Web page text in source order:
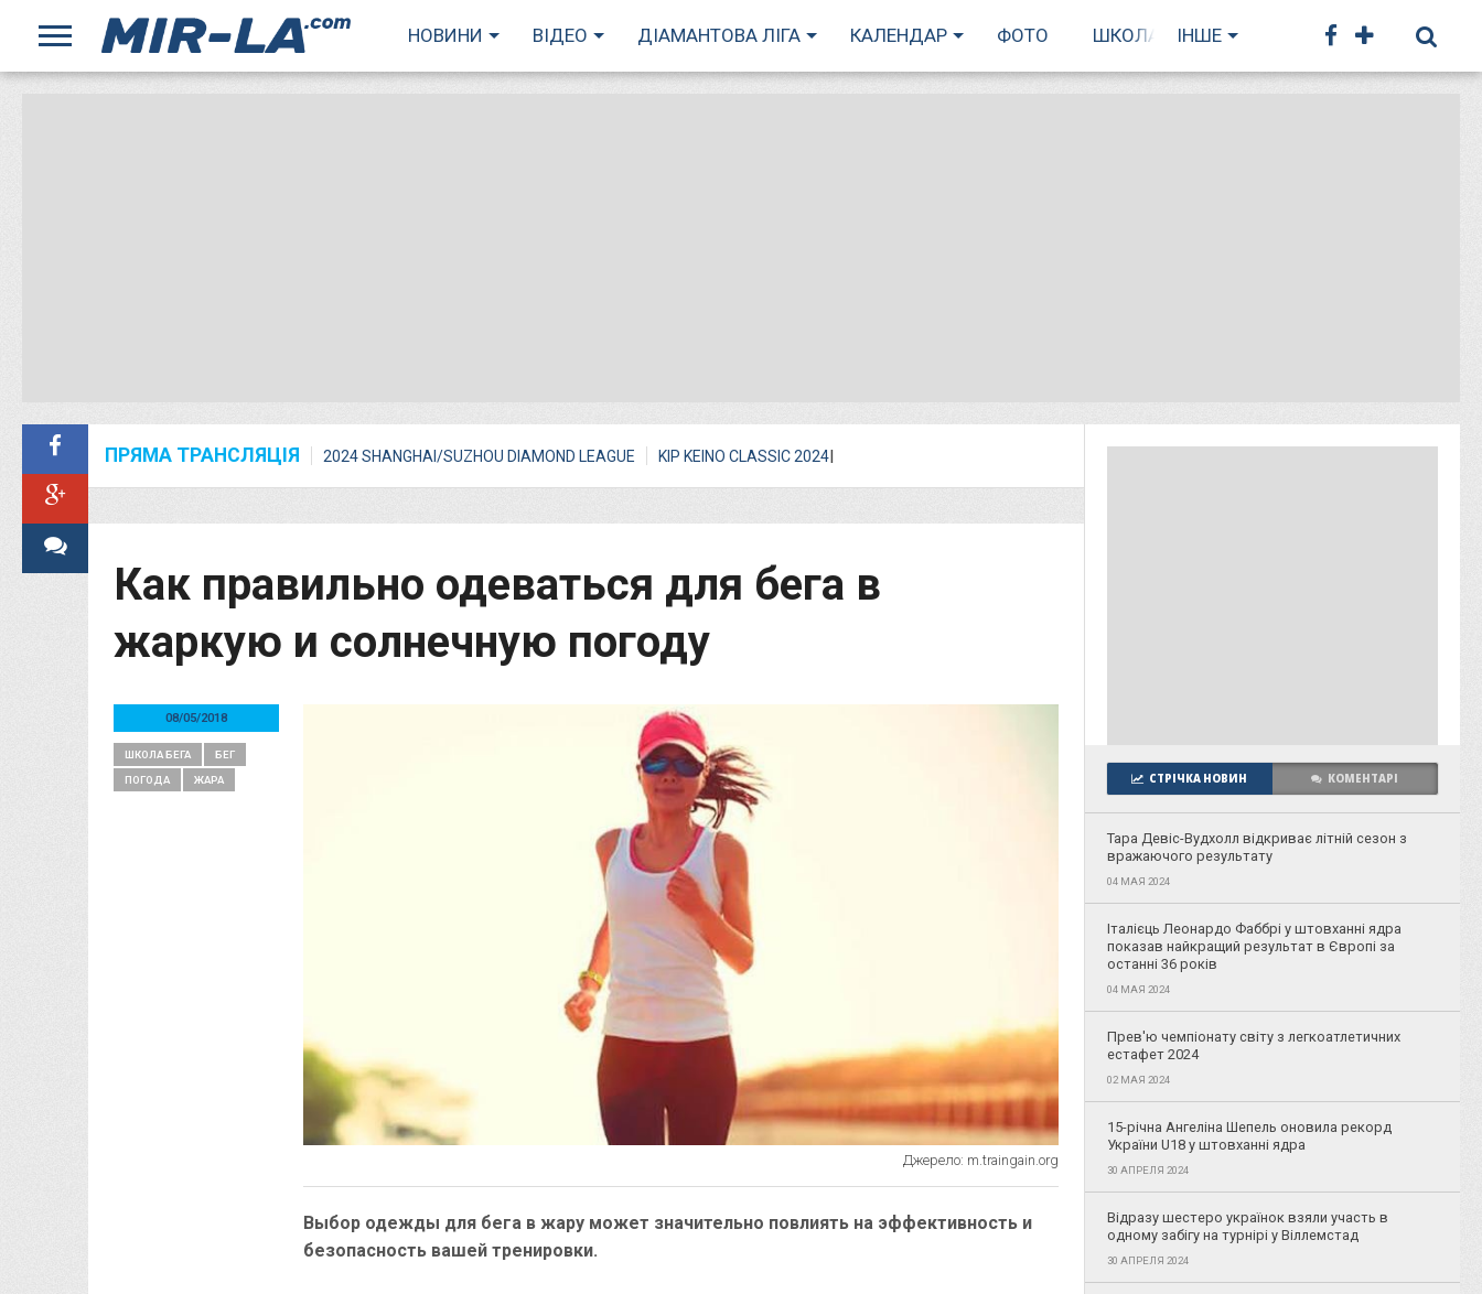
НОВИНИ ВІДЕО ДІАМАНТОВА ЛІГА КАЛЕНДАР ФОТО ШКОЛА БІГУ
ІНШЕ
ПРЯМА ТРАНСЛЯЦІЯ 2024 SHANGHAI/SUZHOU DIAMOND LEAGUE I
KIP KEINO CLASSIC 2024
Как правильно одеваться для бега в
жаркую и солнечную погоду
Джерело: m.traingain.org
Выбор одежды для бега в жару может значительно повлиять на эффективность и
безопасность вашей тренировки.
08/05/2018
ШКОЛА БЕГА БЕГ
ПОГОДА ЖАРА СТРІЧКА НОВИН КОМЕНТАРІ
Тара Девіс-Вудхолл відкриває літній сезон з
вражаючого результату
04 МАЯ 2024
Італієць Леонардо Фаббрі у штовханні ядра
показав найкращий результат в Європі за
останні 36 років
04 МАЯ 2024
Прев'ю чемпіонату світу з легкоатлетичних
естафет 2024
02 МАЯ 2024
15-річна Ангеліна Шепель оновила рекорд
України U18 у штовханні ядра
30 АПРЕЛЯ 2024
Відразу шестеро українок взяли участь в
одному забігу на турнірі у Віллемстад
30 АПРЕЛЯ 2024